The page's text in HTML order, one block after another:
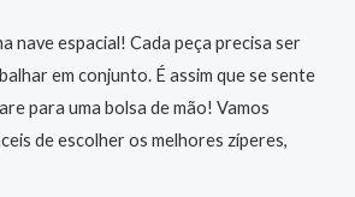
nave espacial! Cada peça precisa ser
em conjunto. É assim que se sente
para uma bolsa de mão! Vamos
de escolher os melhores zíperes,